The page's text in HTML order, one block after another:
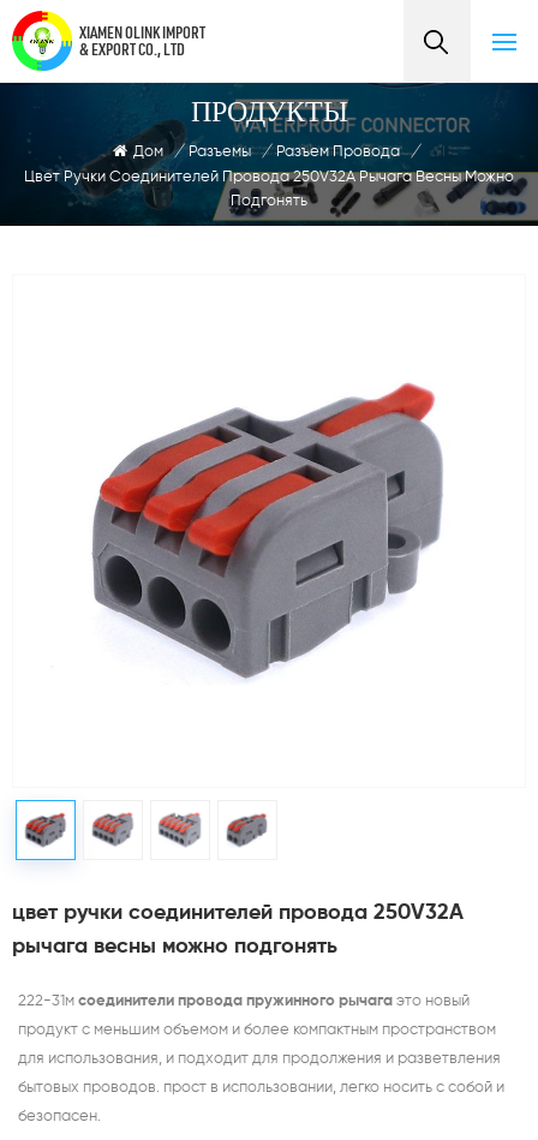
XIAMEN OLINK IMPORT
& EXPORT CO., LTD
ПРОДУКТЫ
Дом / Разъемы / Разъем Провода
/
Цвет Ручки Соединителей Провода 250V32A Рычага Весны Можно
Подгонять
цвет ручки соединителей провода 250V32A
рычага весны можно подгонять
222-31м соединители провода пружинного рычага это новый
продукт с меньшим объемом и более компактным пространством
для использования, и подходит для продолжения и разветвления
бытовых проводов. прост в использовании, легко носить с собой и
безопасен.